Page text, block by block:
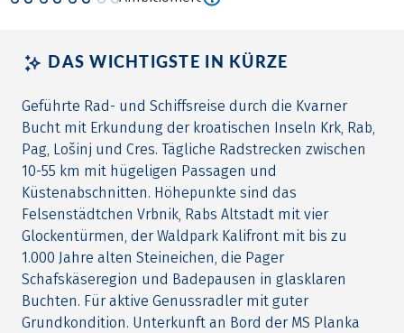
DAS WICHTIGSTE IN KÜRZE
Geführte Rad- und Schiffsreise durch die Kvarner
Bucht mit Erkundung der kroatischen Inseln Krk, Rab,
Pag, Lošinj und Cres. Tägliche Radstrecken zwischen
10-55 km mit hügeligen Passagen und
Küstenabschnitten. Höhepunkte sind das
Felsenstädtchen Vrbnik, Rabs Altstadt mit vier
Glockentürmen, der Waldpark Kalifront mit bis zu
1.000 Jahre alten Steineichen, die Pager
Schafskäseregion und Badepausen in glasklaren
Buchten. Für aktive Genussradler mit guter
Grundkondition. Unterkunft an Bord der MS Planka